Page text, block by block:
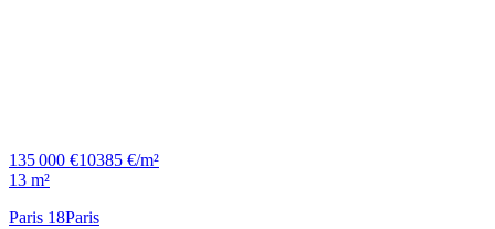
135 000 €10385 €/m²
13 m²
Paris 18Paris